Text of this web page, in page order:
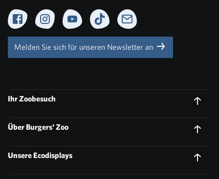
FacebookInstagramYouTubeTikTok Newsletter
Melden Sie sich für unseren Newsletter an
Ihr Zoobesuch
Über Burgers' Zoo
Unsere Ecodisplays